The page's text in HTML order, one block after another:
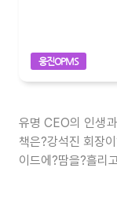
웅진OPMS
유명 CEO의 인생
책은?강석진 회장
이드에?땀을?흘리